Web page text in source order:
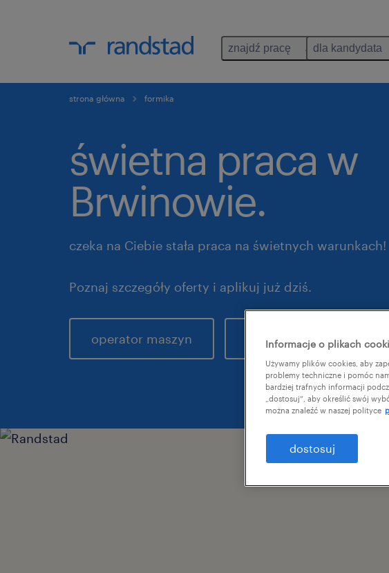
znajdź pracę dla kandydata
strona główna formika
świetna praca w
Brwinowie.
czeka na Ciebie stała praca na świetnych warunkach!
Poznaj szczegóły oferty i aplikuj już dziś.
operator maszyn Informacje o plikach
Używamy plików cookies, aby
problemy techniczne i pomóc
bardziej trafnych informacji
„dostosuj”, aby określić swój
można znaleźć w naszej polityce
dostosuj